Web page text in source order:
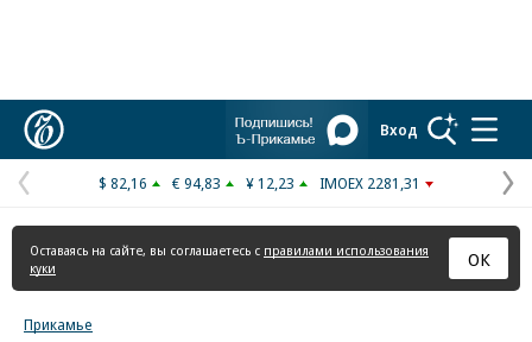
Вход
Предыдущая
страница
$ 82,16 € 94,83 ¥ 12,23 IMOEX 2281,31
Оставаясь на сайте, вы соглашаетесь с правилами использования
куки
ОК
Прикамье